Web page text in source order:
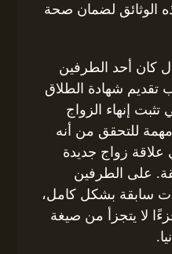
الوثائق لضمان صحة
كان أحد الطرفين
تقديم شهادة الطلاق
تثبت إنهاء الزواج
للتحقق من أنه
علاقة زواج جديدة
على الطرفين
سابقة بشكل كامل،
لا يتجزأ من صيغة